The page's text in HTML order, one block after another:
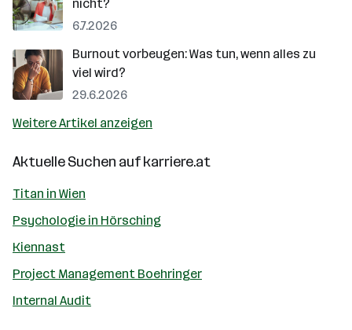
nicht?
6.7.2026
Burnout vorbeugen: Was tun, wenn alles zu
viel wird?
29.6.2026
Weitere Artikel anzeigen
Aktuelle Suchen aufkarriere.at
Titan in Wien
Psychologie in Hörsching
Kiennast
Project Management Boehringer
Internal Audit